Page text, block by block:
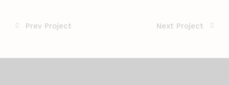
Prev Project Next Project